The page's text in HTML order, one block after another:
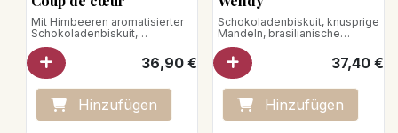
Mit Himbeeren aromatisierter
Schokoladenbiskuit,
zartschmelzende
Zartbitterschokoladenmousse
aus Venezuela, Himbeerglasur
36,90€
Hinzufügen
Schokoladenbiskuit, knusprige
Mandeln, brasilianische
Vollmilchschokoladenmousse,
Bourbon-Vanille-Crème brûlée
37,40€
Hinzufügen